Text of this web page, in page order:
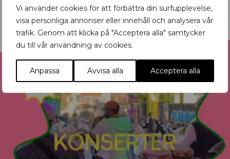
Vi använder cookies för att förbättra din surfupplevelse,
visa personliga annonser eller innehåll och analysera vår
trafik. Genom att klicka på "Acceptera alla" samtycker
du till vår användning av cookies.
Anpassa Avvisa alla Acceptera alla
Reklam